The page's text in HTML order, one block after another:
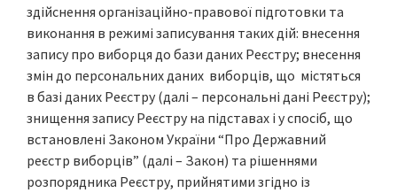
здійснення організаційно-правової підготовки та
виконання в режимі записування таких дій: внесення
запису про виборця до бази даних Реєстру; внесення
змін до персональних даних виборців, що містяться
в базі даних Реєстру (далі – персональні дані Реєстру);
знищення запису Реєстру на підставах і у спосіб, що
встановлені Законом України “Про Державний
реєстр виборців” (далі – Закон) та рішеннями
розпорядника Реєстру, прийнятими згідно із